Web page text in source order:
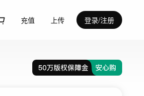
充值 上传 登录/注册